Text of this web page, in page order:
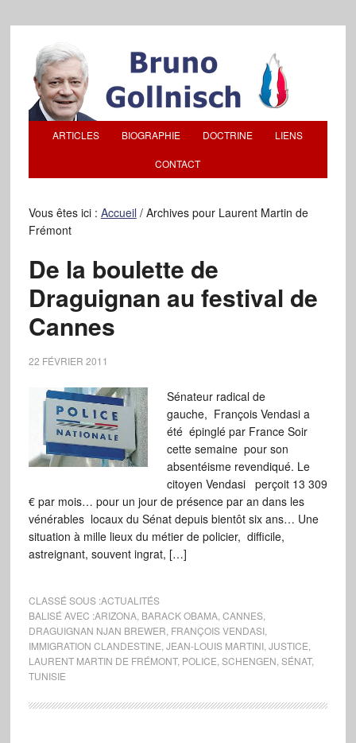
ARTICLES BIOGRAPHIE DOCTRINE LIENS
CONTACT
Vous êtes ici : Accueil /Archives pour Laurent Martin de
Frémont
De la boulette de
Draguignan au festival de
Cannes
22 FÉVRIER 2011
Sénateur radical de
gauche, François Vendasi a
été épinglé par France Soir
cette semaine pour son
absentéisme revendiqué. Le
citoyen Vendasi perçoit 13 309
€ par mois… pour un jour de présence par an dans les
vénérables locaux du Sénat depuis bientôt six ans… Une
situation à mille lieux du métier de policier, difficile,
astreignant, souvent ingrat, […]
CLASSÉ SOUS :ACTUALITÉS
BALISÉ AVEC :ARIZONA, BARACK OBAMA, CANNES,
DRAGUIGNAN NJAN BREWER FRANÇOIS VENDASI,
IMMIGRATION CLANDESTINE JEAN-LOUIS MARTINI, JUSTICE
LAURENT MARTIN DE FRÉMONT, POLICE SCHENGEN SÉNAT,
TUNISIE